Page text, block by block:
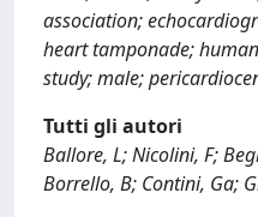
association;
heart tamponade;
study; male;
Tutti gli autori
Ballore, L; Nicolini, F;
Borrello, B; Contini, Ga;